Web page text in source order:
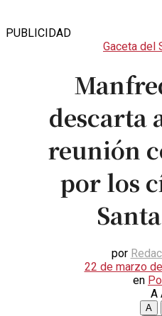
PUBLICIDAD
Gaceta del
descarta
reunión
por los
por
22 de marzo
en
A
A